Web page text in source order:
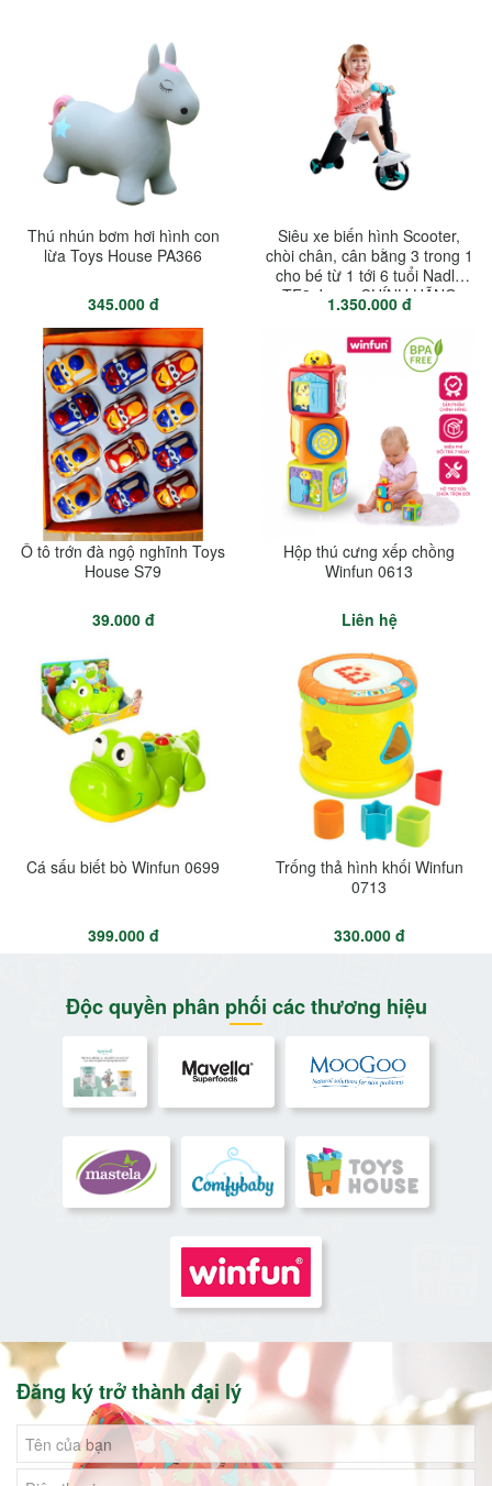
Thú nhún bơm hơi hình con
lừa Toys House PA366
345.000 đ
Siêu xe biến hình Scooter,
chòi chân, cân bằng 3 trong 1
cho bé từ 1 tới 6 tuổi Nadle
TF3 Joovy CHÍNH HÃNG
1.350.000 đ
Ô tô trớn đà ngộ nghĩnh Toys
House S79
39.000 đ
Hộp thú cưng xếp chồng
Winfun 0613
Liên hệ
Cá sấu biết bò Winfun 0699
399.000 đ
Trống thả hình khối Winfun
0713
330.000 đ
Độc quyền phân phối các thương hiệu
Đăng ký trở thành đại lý